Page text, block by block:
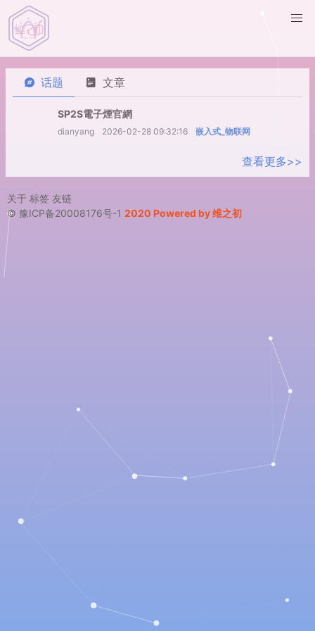
话题 文章
SP2S電子煙官網
dianyang 2026-02-28 09:32:16 嵌入式_物联网
查看更多>>
关于 标签 友链
© 豫ICP备20008176号-1 2020 Powered by 维之初